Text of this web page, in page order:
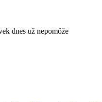
dnes už nepomôže